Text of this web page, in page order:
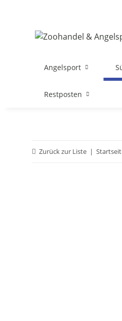
Angelsport
Restposten
Zurück zur Liste